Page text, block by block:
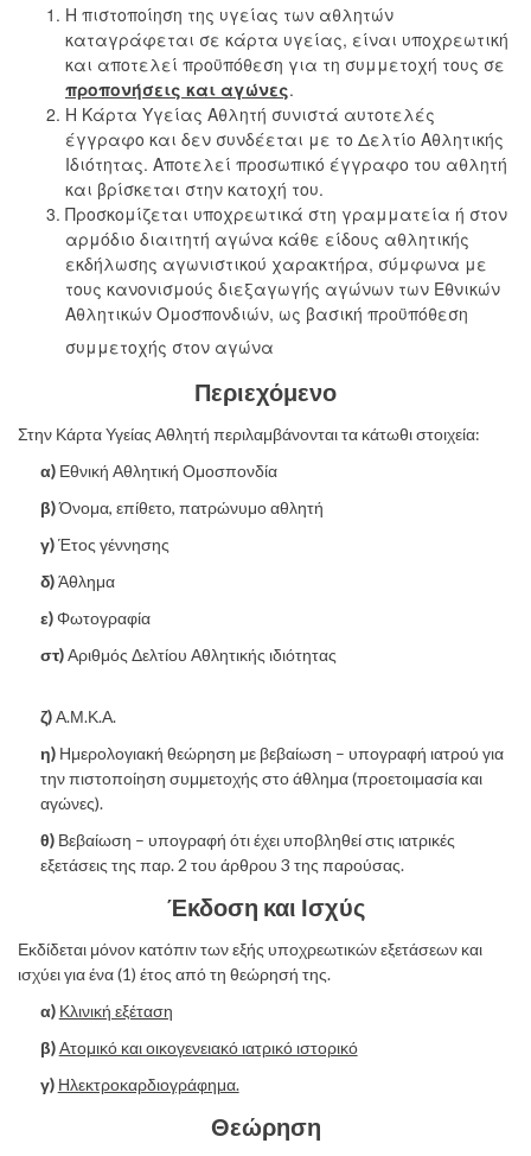
Η πιστοποίηση της υγείας των αθλητών
καταγράφεται σε κάρτα υγείας, είναι υποχρεωτική
και αποτελεί προϋπόθεση για τη συμμετοχή τους σε
προπονήσεις και αγώνες.
Η Κάρτα Υγείας Αθλητή συνιστά αυτοτελές
έγγραφο και δεν συνδέεται με το Δελτίο Αθλητικής
Ιδιότητας. Αποτελεί προσωπικό έγγραφο του αθλητή
και βρίσκεται στην κατοχή του.
Προσκομίζεται υποχρεωτικά στη γραμματεία ή στον
αρμόδιο διαιτητή αγώνα κάθε είδους αθλητικής
εκδήλωσης αγωνιστικού χαρακτήρα, σύμφωνα με
τους κανονισμούς διεξαγωγής αγώνων των Εθνικών
Αθλητικών Ομοσπονδιών, ως βασική προϋπόθεση
συμμετοχής στον αγώνα
Περιεχόμενο
Στην Κάρτα Υγείας Αθλητή περιλαμβάνονται τα κάτωθι στοιχεία:
α)Εθνική Αθλητική Ομοσπονδία
β)Όνομα, επίθετο, πατρώνυμο αθλητή
γ)Έτος γέννησης
δ)Άθλημα
ε)Φωτογραφία
στ)Αριθμός Δελτίου Αθλητικής ιδιότητας
ζ)Α.Μ.Κ.Α.
η)Ημερολογιακή θεώρηση με βεβαίωση – υπογραφή ιατρού για
την πιστοποίηση συμμετοχής στο άθλημα (προετοιμασία και
αγώνες).
θ)Βεβαίωση – υπογραφή ότι έχει υποβληθεί στις ιατρικές
εξετάσεις της παρ. 2 του άρθρου 3 της παρούσας.
Έκδοση και Ισχύς
Εκδίδεται μόνον κατόπιν των εξής υποχρεωτικών εξετάσεων και
ισχύει για ένα (1) έτος από τη θεώρησή της.
α) Κλινική εξέταση
β)Ατομικό και οικογενειακό ιατρικό ιστορικό
γ) Ηλεκτροκαρδιογράφημα.
Θεώρηση